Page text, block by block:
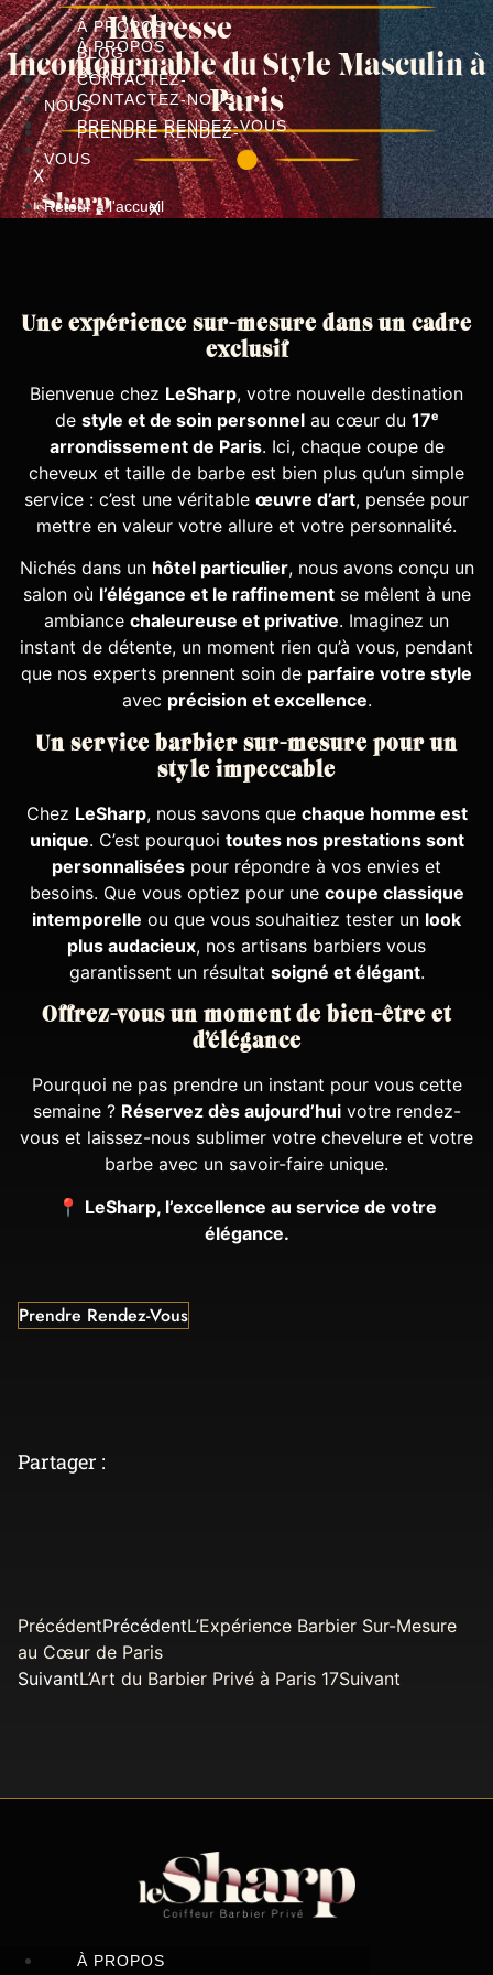
Aller
au
contenu
À PROPOS
BLOG
CONTACTEZ-NOUS
PRENDRE RENDEZ-VOUS
X
À PROPOS
BLOG
CONTACTEZ-
NOUS
PRENDRE RENDEZ-
VOUS
X
L’Adresse
Incontournable du Style Masculin à
Paris
Retour à l'accueil
Une expérience sur-mesure dans un cadre
exclusif
Bienvenue chez LeSharp, votre nouvelle destination
de style et de soin personnel au cœur du 17ᵉ
arrondissement de Paris. Ici, chaque coupe de
cheveux et taille de barbe est bien plus qu’un simple
service : c’est une véritable œuvre d’art, pensée pour
mettre en valeur votre allure et votre personnalité.
Nichés dans un hôtel particulier, nous avons conçu un
salon où l’élégance et le raffinementse mêlent à une
ambiance chaleureuse et privative. Imaginez un
instant de détente, un moment rien qu’à vous, pendant
que nos experts prennent soin de parfaire votre style
avec précision et excellence.
Un service barbier sur-mesure pour un
style impeccable
Chez LeSharp, nous savons que chaque homme est
unique. C’est pourquoi toutes nos prestations sont
personnalisées pour répondre à vos envies et
besoins. Que vous optiez pour une coupe classique
intemporelle ou que vous souhaitiez tester un look
plus audacieux, nos artisans barbiers vous
garantissent un résultat soigné et élégant.
Offrez-vous un moment de bien-être et
d’élégance
Pourquoi ne pas prendre un instant pour vous cette
semaine ? Réservez dès aujourd’huivotre rendez-
vous et laissez-nous sublimer votre chevelure et votre
barbe avec un savoir-faire unique.
📍 LeSharp, l’excellence au service de votre
élégance.
Prendre Rendez-Vous
Partager :
PrécédentPrécédentL’Expérience Barbier Sur-Mesure
au Cœur de Paris
SuivantL’Art du Barbier Privé à Paris 17Suivant
À PROPOS